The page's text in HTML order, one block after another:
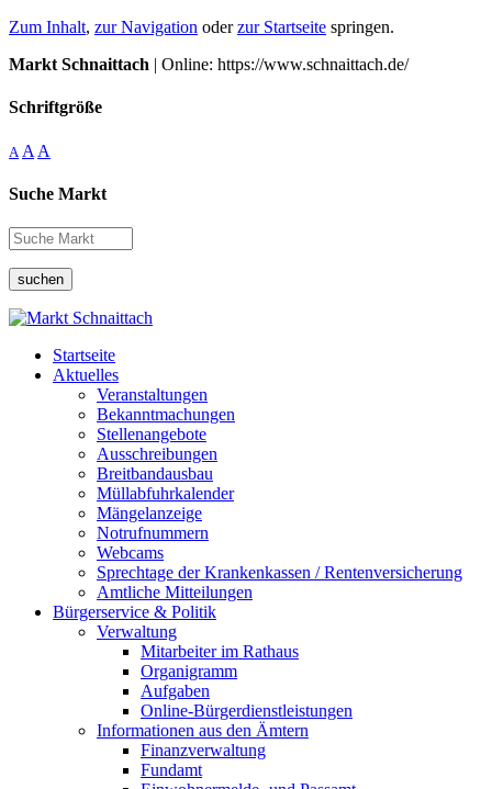
Zum Inhalt, zur Navigation oderzur Startseite springen.
Markt Schnaittach | Online: https://www.schnaittach.de/
Schriftgröße
A A A
Suche Markt
suchen
Startseite
Aktuelles
Veranstaltungen
Bekanntmachungen
Stellenangebote
Ausschreibungen
Breitbandausbau
Müllabfuhrkalender
Mängelanzeige
Notrufnummern
Webcams
Sprechtage der Krankenkassen / Rentenversicherung
Amtliche Mitteilungen
Bürgerservice & Politik
Verwaltung
Mitarbeiter im Rathaus
Organigramm
Aufgaben
Online-Bürgerdienstleistungen
Informationen aus den Ämtern
Finanzverwaltung
Fundamt